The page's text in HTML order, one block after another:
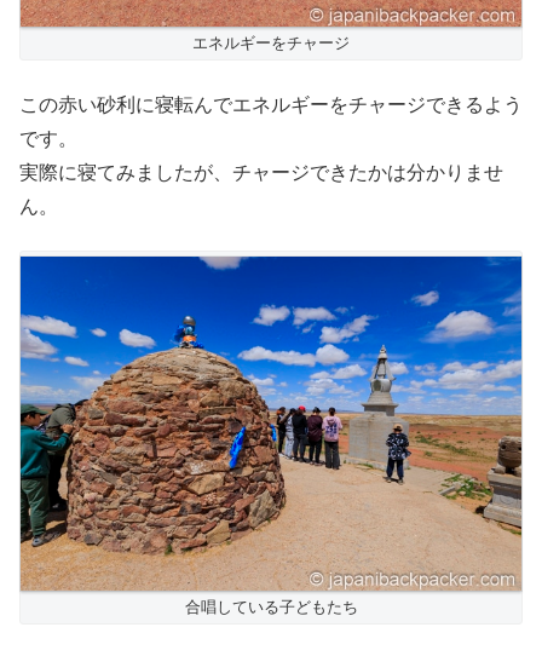
エネルギーをチャージ
この赤い砂利に寝転んでエネルギーをチャージできるよう
です。
実際に寝てみましたが、チャージできたかは分かりませ
ん。
合唱している子どもたち